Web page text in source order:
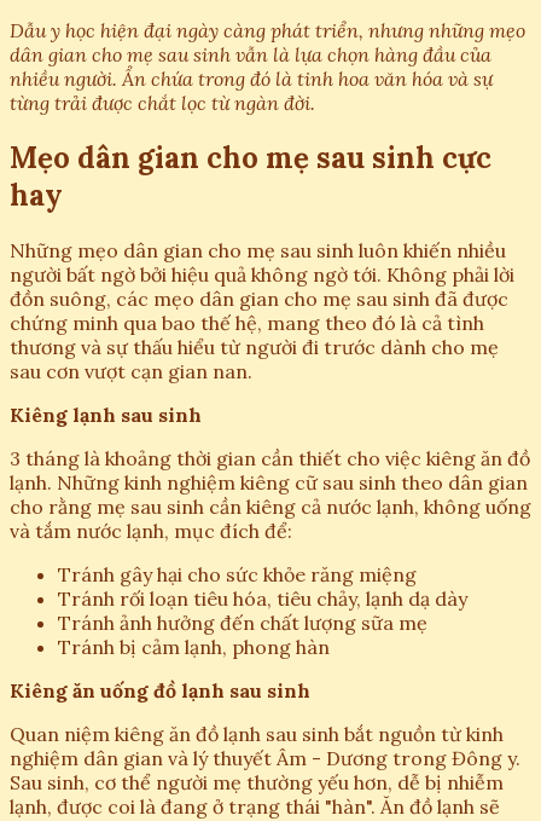
Dẫu y học hiện đại ngày càng phát triển, nhưng những mẹo
dân gian cho mẹ sau sinh vẫn là lựa chọn hàng đầu của
nhiều người. Ẩn chứa trong đó là tinh hoa văn hóa và sự
từng trải được chắt lọc từ ngàn đời.
Mẹo dân gian cho mẹ sau sinh cực
hay
Những mẹo dân gian cho mẹ sau sinh luôn khiến nhiều
người bất ngờ bởi hiệu quả không ngờ tới. Không phải lời
đồn suông, các mẹo dân gian cho mẹ sau sinh đã được
chứng minh qua bao thế hệ, mang theo đó là cả tình
thương và sự thấu hiểu từ người đi trước dành cho mẹ
sau cơn vượt cạn gian nan.
Kiêng lạnh sau sinh
3 tháng là khoảng thời gian cần thiết cho việc kiêng ăn đồ
lạnh. Những kinh nghiệm kiêng cữ sau sinh theo dân gian
cho rằng mẹ sau sinh cần kiêng cả nước lạnh, không uống
và tắm nước lạnh, mục đích để:
Tránh gây hại cho sức khỏe răng miệng
Tránh rối loạn tiêu hóa, tiêu chảy, lạnh dạ dày
Tránh ảnh hưởng đến chất lượng sữa mẹ
Tránh bị cảm lạnh, phong hàn
Kiêng ăn uống đồ lạnh sau sinh
Quan niệm kiêng ăn đồ lạnh sau sinh bắt nguồn từ kinh
nghiệm dân gian và lý thuyết Âm - Dương trong Đông y.
Sau sinh, cơ thể người mẹ thường yếu hơn, dễ bị nhiễm
lạnh, được coi là đang ở trạng thái "hàn". Ăn đồ lạnh sẽ